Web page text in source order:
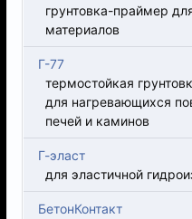
грунтовка-праймер
материалов
Г-77
термостойкая
для нагревающихся
печей и каминов
Г-эласт
для эластичной
БетонКонтакт